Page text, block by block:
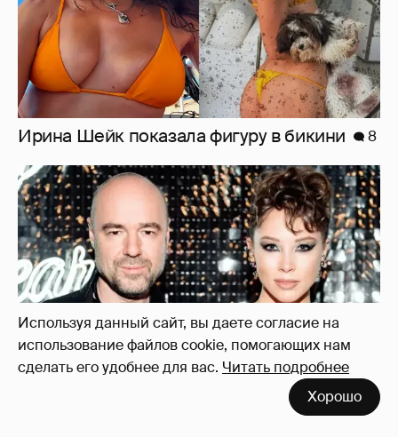
Используя данный сайт, вы даете согласие на
использование файлов cookie, помогающих нам
сделать его удобнее для вас. Читать подробнее
Хорошо
"Оплаченный алиментами хейт". Полина
Диброва снова высказалась о бывшей
жене своего возлюбленного
33